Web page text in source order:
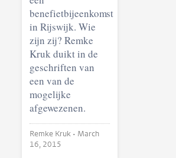
benefietbijeenkomst
in Rijswijk. Wie
zijn zij? Remke
Kruk duikt in de
geschriften van
een van de
mogelijke
afgewezenen.
Remke Kruk • March
16, 2015